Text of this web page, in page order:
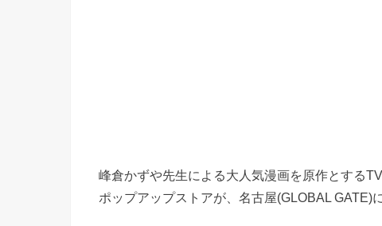
峰倉かずや先生による大人気漫画を原作とする
ポップアップストアが、名古屋(GLOBAL GATE)